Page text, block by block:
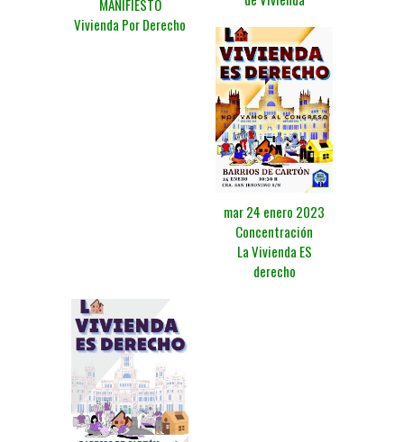
MANIFIESTO
Vivienda Por Derecho
mar 24 enero 2023
Concentración
La Vivienda ES
derecho